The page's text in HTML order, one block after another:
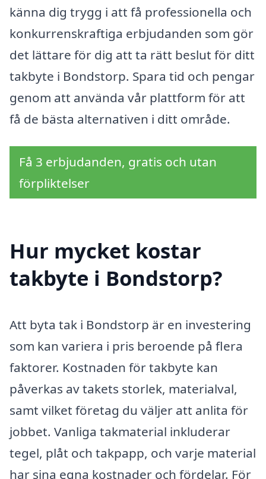
känna dig trygg i att få professionella och
konkurrenskraftiga erbjudanden som gör
det lättare för dig att ta rätt beslut för ditt
takbyte i Bondstorp. Spara tid och pengar
genom att använda vår plattform för att
få de bästa alternativen i ditt område.
Få 3 erbjudanden, gratis och utan
förpliktelser
Hur mycket kostar
takbyte i Bondstorp?
Att byta tak i Bondstorp är en investering
som kan variera i pris beroende på flera
faktorer. Kostnaden för takbyte kan
påverkas av takets storlek, materialval,
samt vilket företag du väljer att anlita för
jobbet. Vanliga takmaterial inkluderar
tegel, plåt och takpapp, och varje material
har sina egna kostnader och fördelar. För